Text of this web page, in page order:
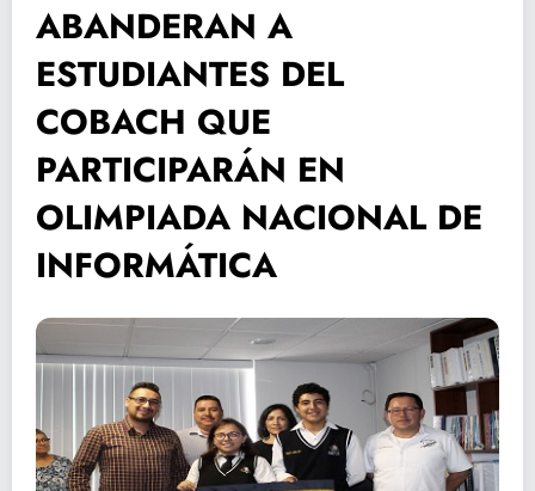
ABANDERAN A
ESTUDIANTES DEL
COBACH QUE
PARTICIPARÁN EN
OLIMPIADA NACIONAL DE
INFORMÁTICA